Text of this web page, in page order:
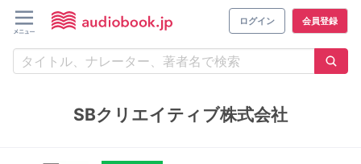
ログイン 会員登録
SBクリエイティブ株式会社